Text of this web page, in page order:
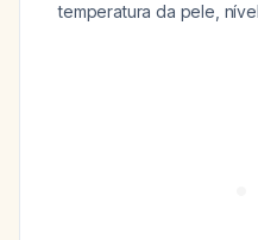
temperatura da pele,